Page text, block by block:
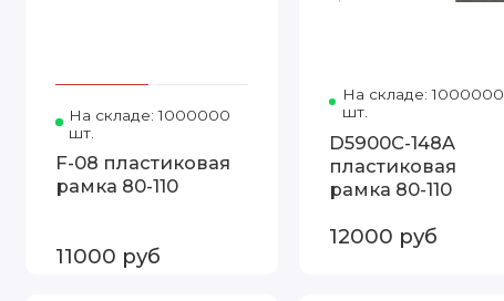
На складе: 1000000
шт.
Код товара: Т.7625-3 80-110 FIA
F-08 пластиковая
рамка 80-110
11000 руб
На складе: 1000000
шт.
D5900C-148A
пластиковая
рамка 80-110
12000 руб